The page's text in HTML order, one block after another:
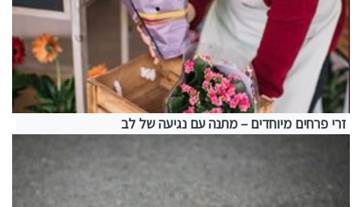
זרי פרחים מיוחדים – מתנה עם נגיעה של לב